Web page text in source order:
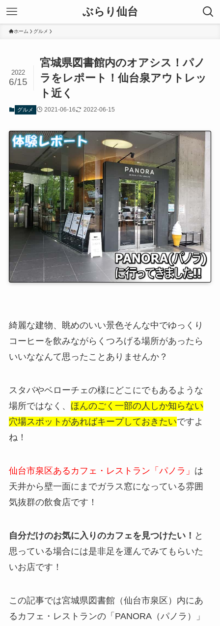
ぶらり仙台
ホーム グルメ
宮城県図書館内のオアシス！パノ
ラをレポート！仙台泉アウトレッ
ト近く
2022
6/15
グルメ 2021-06-16 2022-06-15
綺麗な建物、眺めのいい景色そんな中でゆっくり
コーヒーを飲みながらくつろげる場所があったら
いいななんて思ったことありませんか？
スタバやベローチェの様にどこにでもあるような
場所ではなく、 ほんのごく一部の人しか知らない
穴場スポットがあればキープしておきたいですよ
ね！
仙台市泉区あるカフェ・レストラン「パノラ」 は
天井から壁一面にまでガラス窓になっている雰囲
気抜群の飲食店です！
自分だけのお気に入りのカフェを見つけたい！ と
思っている場合には是非足を運んでみてもらいた
いお店です！
この記事では宮城県図書館（仙台市泉区）内にあ
るカフェ・レストランの「PANORA（パノラ）」